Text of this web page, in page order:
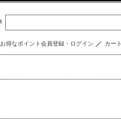
お得なポイント会員登録・ログイン カー